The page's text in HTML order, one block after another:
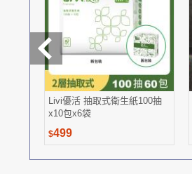
Livi優活 抽取式衛生紙100抽
x10包x6袋
$499